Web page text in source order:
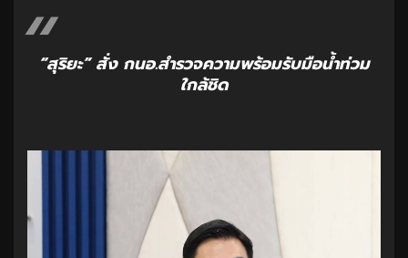
“สุริยะ” สั่ง กนอ.สำรวจความพร้อมรับมือน้ำท่วม
ใกล้ชิด